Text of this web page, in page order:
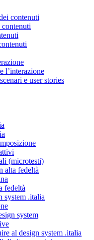
contenuti
l’interazione
e user stories
(microtesti)
alta fedeltà
fedeltà
system .italia
system
al design system .italia